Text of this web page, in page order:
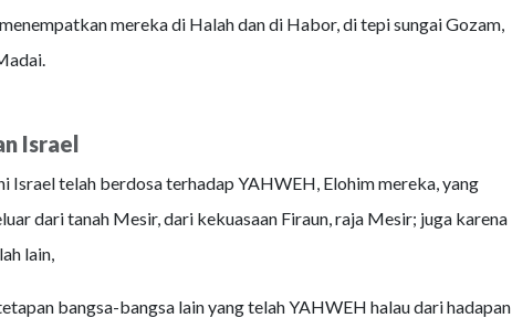
mereka di Halah dan di Habor, di tepi sungai Gozam,
Israel
Israel telah berdosa terhadap YAHWEH, Elohim mereka, yang
dari tanah Mesir, dari kekuasaan Firaun, raja Mesir; juga karena
lain,
bangsa-bangsa lain yang telah YAHWEH halau dari hadapan